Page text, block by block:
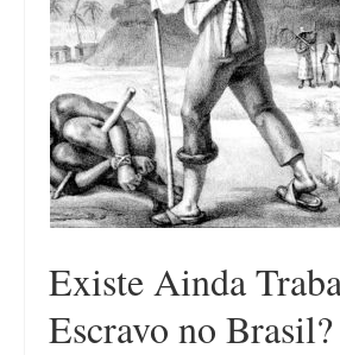
Existe Ainda
Escravo no Brasil?